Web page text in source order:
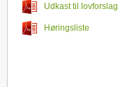
Udkast til lovforslag
Høringsliste